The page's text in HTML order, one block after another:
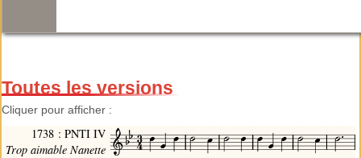
Toutes les versions
Cliquer pour afficher :
1738 : PNTI IV
Trop aimable Nanette